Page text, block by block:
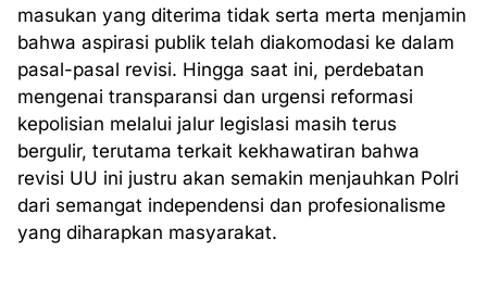
masukan yang diterima tidak serta merta menjamin
bahwa aspirasi publik telah diakomodasi ke dalam
pasal-pasal revisi. Hingga saat ini, perdebatan
mengenai transparansi dan urgensi reformasi
kepolisian melalui jalur legislasi masih terus
bergulir, terutama terkait kekhawatiran bahwa
revisi UU ini justru akan semakin menjauhkan Polri
dari semangat independensi dan profesionalisme
yang diharapkan masyarakat.